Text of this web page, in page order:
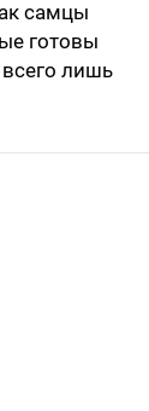
самцы
готовы
всего лишь